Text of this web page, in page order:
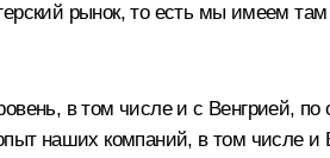
рынок, то есть мы имеем
в том числе и с Венгрией, по
наших компаний, в том